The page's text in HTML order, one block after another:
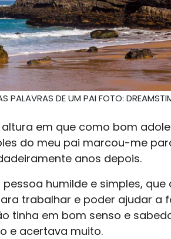
PALAVRAS DE UM PAI FOTO:
altura em que como bom
do meu pai marcou-me
anos depois.
humilde e simples,
trabalhar e poder ajudar a
tinha em bom senso e
e acertava muito.